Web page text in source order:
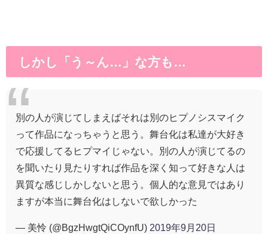
しかし「う～ん…」な方も…
別の人が演じてしまえばそれは別のヒプノシスマイク
って作品になっちゃうと思う。舞台化は私達が大好き
で応援してるヒプマイじゃない。別の人が演じてるの
を聞いたり見たりすれば作品を深く知って好きな人は
異質な感じしかしないと思う。個人的な意見ではあり
ますが本当に舞台化はしないで欲しかった
— 美怜 (@BgzHwgtQiCOynfU) 2019年9月20日